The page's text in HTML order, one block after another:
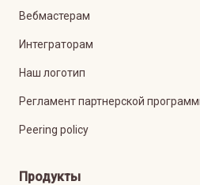
Вебмастерам
Интеграторам
Наш логотип
Регламент партнерской
Peering policy
Продукты